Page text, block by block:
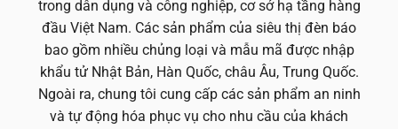
trong dân dụng và công nghiệp, cơ sở hạ tầng hàng
đầu Việt Nam. Các sản phẩm của siêu thị đèn báo
bao gồm nhiều chủng loại và mẫu mã được nhập
khẩu tử Nhật Bản, Hàn Quốc, châu Âu, Trung Quốc.
Ngoài ra, chung tôi cung cấp các sản phẩm an ninh
và tự động hóa phục vụ cho nhu cầu của khách